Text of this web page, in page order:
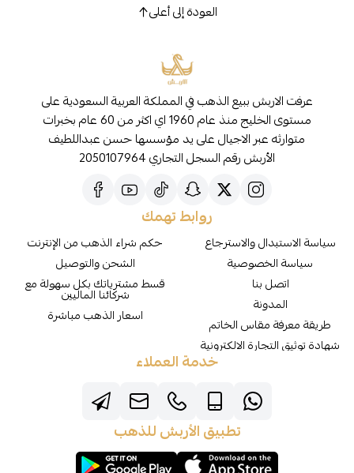
العودة إلى أعلى
عرفت الاربش ببيع الذهب في المملكة العربية السعودية على
مستوى الخليج منذ عام 1960 اي اكثر من 60 عام بخبرات
متوارثه عبر الاجيال على يد مؤسسها حسن عبداللطيف
الأربش رقم السجل التجاري 2050107964
روابط تهمك
سياسة الاستبدال والاسترجاع
سياسة الخصوصية
اتصل بنا
المدونة
طريقة معرفة مقاس الخاتم
شهادة توثيق التجارة الالكترونية
حكم شراء الذهب من الإنترنت
الشحن والتوصيل
قسط مشترياتك بكل سهولة مع
شركائنا الماليين
اسعار الذهب مباشرة
خدمة العملاء
تطبيق الأربش للذهب